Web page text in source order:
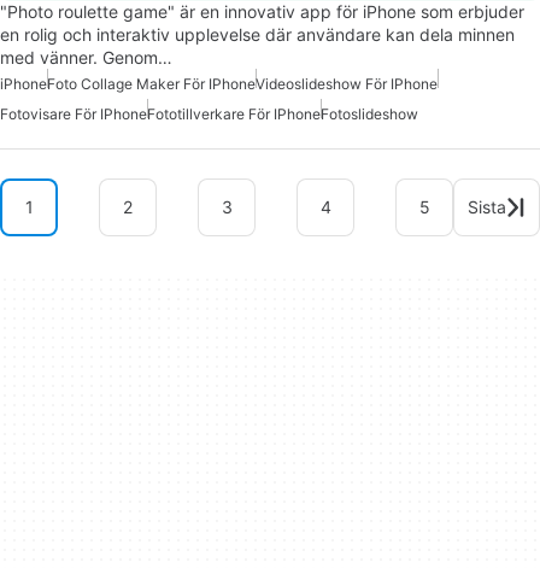
"Photo roulette game" är en innovativ app för iPhone som erbjuder
en rolig och interaktiv upplevelse där användare kan dela minnen
med vänner. Genom…
iPhoneFoto Collage Maker För IPhoneVideoslideshow För IPhone
Fotovisare För IPhoneFototillverkare För IPhoneFotoslideshow
1 2 3 4 5 Sista